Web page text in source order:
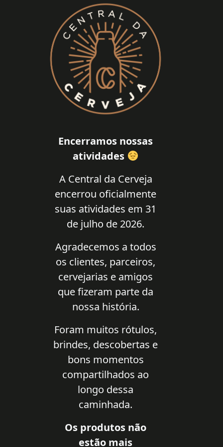
Encerramos nossas
atividades
A Central da Cerveja
encerrou oficialmente
suas atividades em 31
de julho de 2026.
Agradecemos a todos
os clientes, parceiros,
cervejarias e amigos
que fizeram parte da
nossa história.
Foram muitos rótulos,
brindes, descobertas e
bons momentos
compartilhados ao
longo dessa
caminhada.
Os produtos não
estão mais